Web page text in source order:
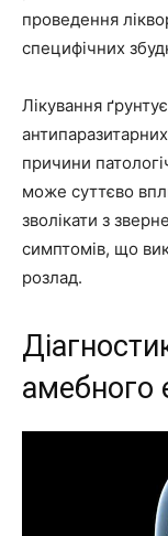
проведення
специфічних
Лікування
причини
може суттєво
зволікати з
симптомів, що
розлад.
амебного